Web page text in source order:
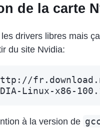
de la carte
les drivers libres mais
du site Nvidia:
à la version de